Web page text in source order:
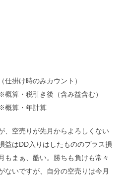
掛け時のみカウント）
算・税引き後（含み益含む）
概算・年計算
、空売りが先月からよろしくない
益はDD入りはしたもののプラス損
もまぁ、酷い。勝ちも負けも常々
ないですが、自分の空売りは今月